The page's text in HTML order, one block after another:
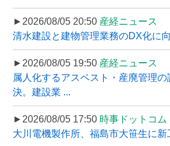
►2026/08/05 20:50 産経ニュース
清水建設と建物管理業務のDX化に
►2026/08/05 19:50 産経ニュース
属人化するアスベスト・産廃管理
決。建設業 ...
►2026/08/05 17:50 時事ドットコム
大川電機製作所、福島市大笹生に